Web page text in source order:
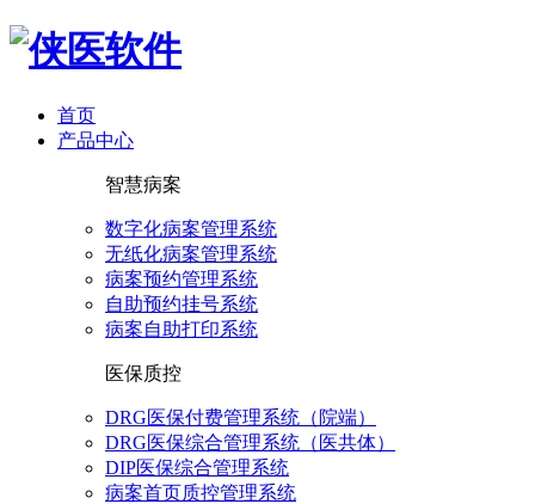
首页
产品中心
智慧病案
数字化病案管理系统
无纸化病案管理系统
病案预约管理系统
自助预约挂号系统
病案自助打印系统
医保质控
DRG医保付费管理系统（院端）
DRG医保综合管理系统（医共体）
DIP医保综合管理系统
病案首页质控管理系统